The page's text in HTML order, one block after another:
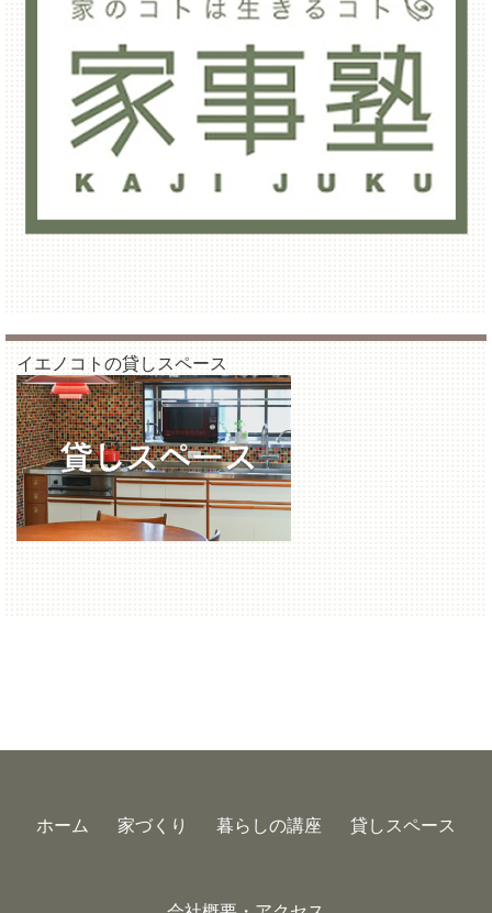
イエノコトの貸しスペース
ホーム 家づくり 暮らしの講座 貸しスペース